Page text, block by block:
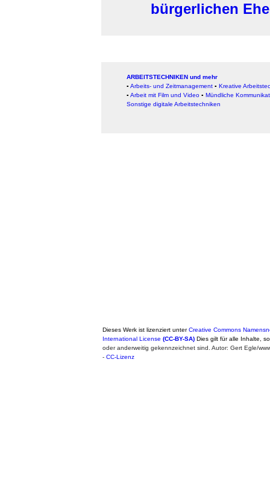
bürgerlichen Ehe
ARBEITSTECHNIKEN und mehr
▪ Arbeits- und Zeitmanagement ▪ Kreative
▪ Arbeit mit Film und Video ▪ Mündliche
Sonstige digitale Arbeitstechniken
Dieses Werk ist lizenziert unterCreative Commons
International License (CC-BY-SA) Dies gilt für alle Inhalte,
oder anderweitig gekennzeichnet sind. Autor: Gert Egle/
- CC-Lizenz